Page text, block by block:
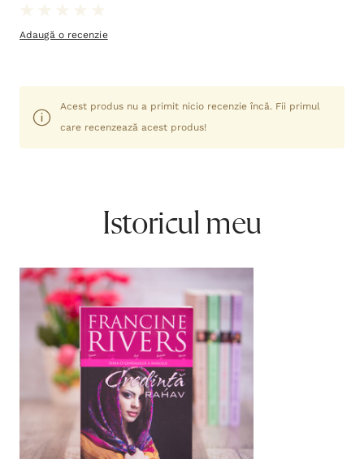
Adaugă o recenzie
Acest produs nu a primit nicio recenzie încă. Fii primul
care recenzează acest produs!
Istoricul meu